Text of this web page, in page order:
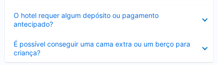
O hotel requer algum depósito ou pagamento
antecipado?
É possível conseguir uma cama extra ou um berço para
criança?
Contraído